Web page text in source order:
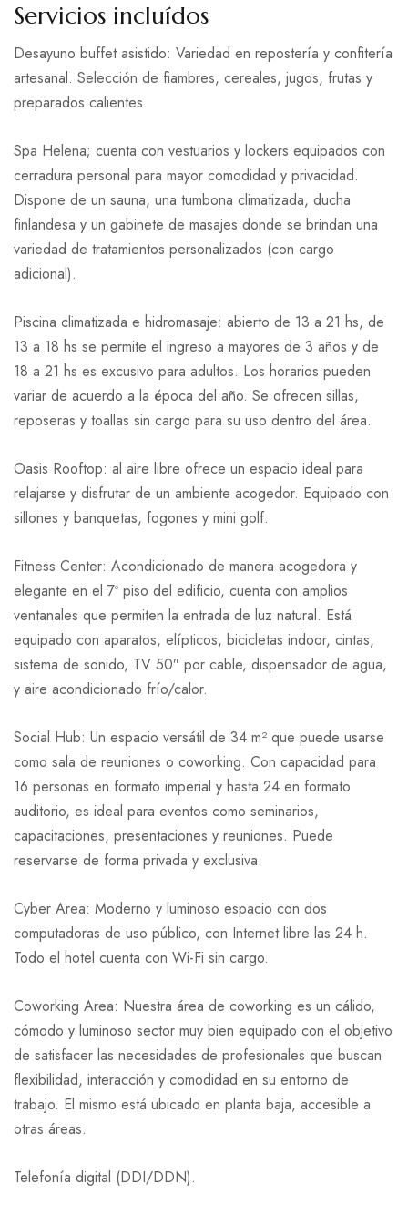
Servicios incluídos
Desayuno buffet asistido: Variedad en repostería y confitería
artesanal. Selección de fiambres, cereales, jugos, frutas y
preparados calientes.
Spa Helena; cuenta con vestuarios y lockers equipados con
cerradura personal para mayor comodidad y privacidad.
Dispone de un sauna, una tumbona climatizada, ducha
finlandesa y un gabinete de masajes donde se brindan una
variedad de tratamientos personalizados (con cargo
adicional).
Piscina climatizada e hidromasaje: abierto de 13 a 21 hs, de
13 a 18 hs se permite el ingreso a mayores de 3 años y de
18 a 21 hs es excusivo para adultos. Los horarios pueden
variar de acuerdo a la época del año. Se ofrecen sillas,
reposeras y toallas sin cargo para su uso dentro del área.
Oasis Rooftop: al aire libre ofrece un espacio ideal para
relajarse y disfrutar de un ambiente acogedor. Equipado con
sillones y banquetas, fogones y mini golf.
Fitness Center: Acondicionado de manera acogedora y
elegante en el 7º piso del edificio, cuenta con amplios
ventanales que permiten la entrada de luz natural. Está
equipado con aparatos, elípticos, bicicletas indoor, cintas,
sistema de sonido, TV 50″ por cable, dispensador de agua,
y aire acondicionado frío/calor.
Social Hub: Un espacio versátil de 34 m² que puede usarse
como sala de reuniones o coworking. Con capacidad para
16 personas en formato imperial y hasta 24 en formato
auditorio, es ideal para eventos como seminarios,
capacitaciones, presentaciones y reuniones. Puede
reservarse de forma privada y exclusiva.
Cyber Area: Moderno y luminoso espacio con dos
computadoras de uso público, con Internet libre las 24 h.
Todo el hotel cuenta con Wi-Fi sin cargo.
Coworking Area: Nuestra área de coworking es un cálido,
cómodo y luminoso sector muy bien equipado con el objetivo
de satisfacer las necesidades de profesionales que buscan
flexibilidad, interacción y comodidad en su entorno de
trabajo. El mismo está ubicado en planta baja, accesible a
otras áreas.
Telefonía digital (DDI/DDN).